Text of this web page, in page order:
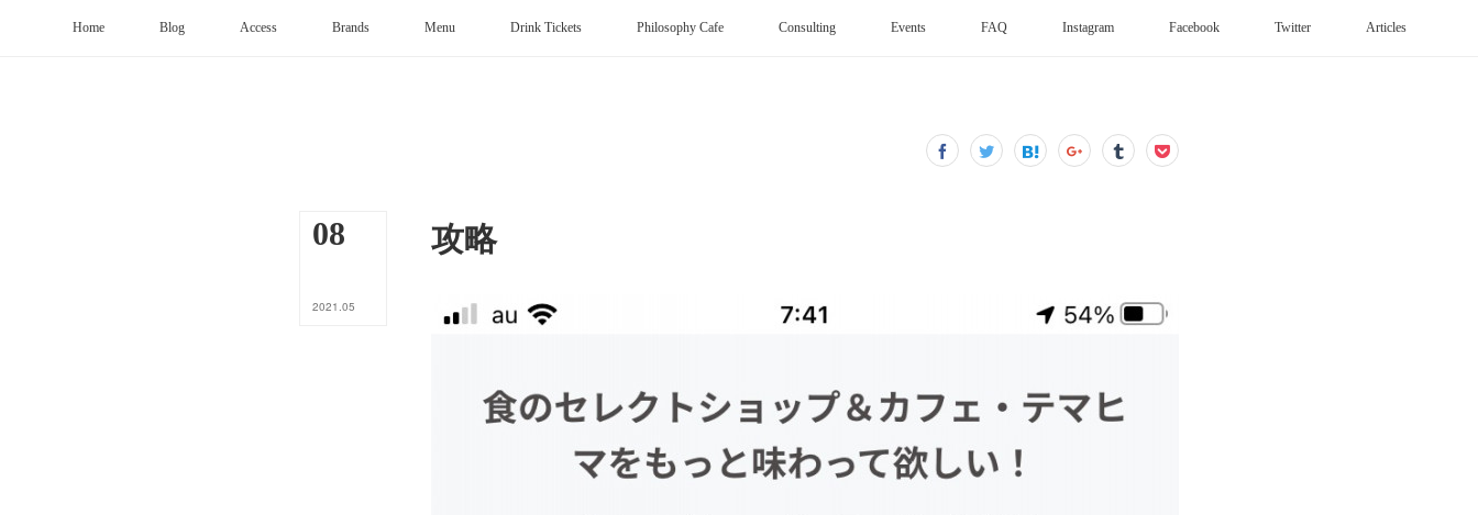
Home Blog Access Brands Menu Drink Tickets Philosophy Cafe Consulting Events FAQ Instagram Facebook Twitter Articles
08
2021 .05
攻略